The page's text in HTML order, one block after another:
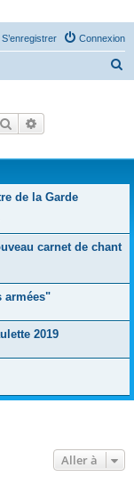
Connexion
S’enregistrer
e
Rechercher
de la Garde
carnet de chant
armées"
2019
Aller à